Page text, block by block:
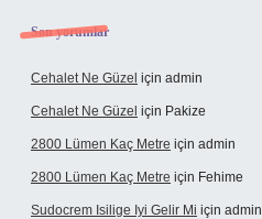
Son yorumlar
Cehalet Ne Güzel için admin
Cehalet Ne Güzel için Pakize
2800 Lümen Kaç Metre için admin
2800 Lümen Kaç Metre için Fehime
Sudocrem Isilige Iyi Gelir Mi için admin